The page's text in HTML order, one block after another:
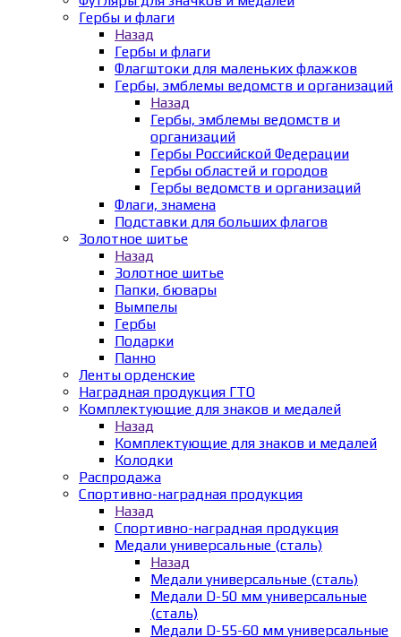
Гербы и флаги
Назад
Гербы и флаги
Флагштоки для маленьких флажков
Гербы, эмблемы ведомств и организаций
Назад
Гербы, эмблемы ведомств и
организаций
Гербы Российской Федерации
Гербы областей и городов
Гербы ведомств и организаций
Флаги, знамена
Подставки для больших флагов
Золотное шитье
Назад
Золотное шитье
Папки, бювары
Вымпелы
Гербы
Подарки
Панно
Ленты орденские
Наградная продукция ГТО
Комплектующие для знаков и медалей
Назад
Комплектующие для знаков и медалей
Колодки
Распродажа
Спортивно-наградная продукция
Назад
Спортивно-наградная продукция
Медали универсальные (сталь)
Назад
Медали универсальные (сталь)
Медали D-50 мм универсальные
(сталь)
Медали D-55-60 мм универсальные